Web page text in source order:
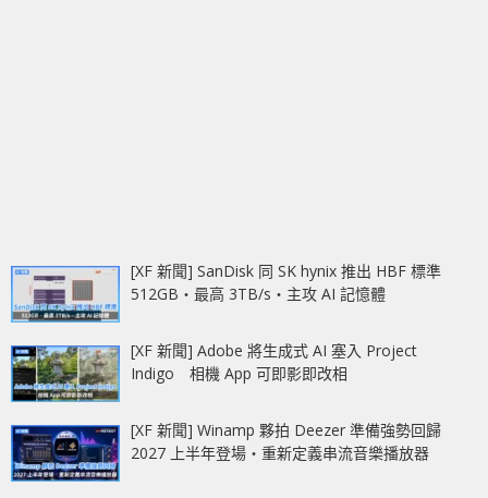
[XF 新聞] SanDisk 同 SK hynix 推出 HBF 標準
512GB‧最高 3TB/s‧主攻 AI 記憶體
[XF 新聞] Adobe 將生成式 AI 塞入 Project
Indigo 相機 App 可即影即改相
[XF 新聞] Winamp 夥拍 Deezer 準備強勢回歸
2027 上半年登場‧重新定義串流音樂播放器